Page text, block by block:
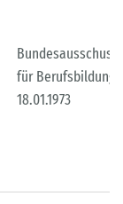
Bundesausschuss
für Berufsbildung
18.01.1973